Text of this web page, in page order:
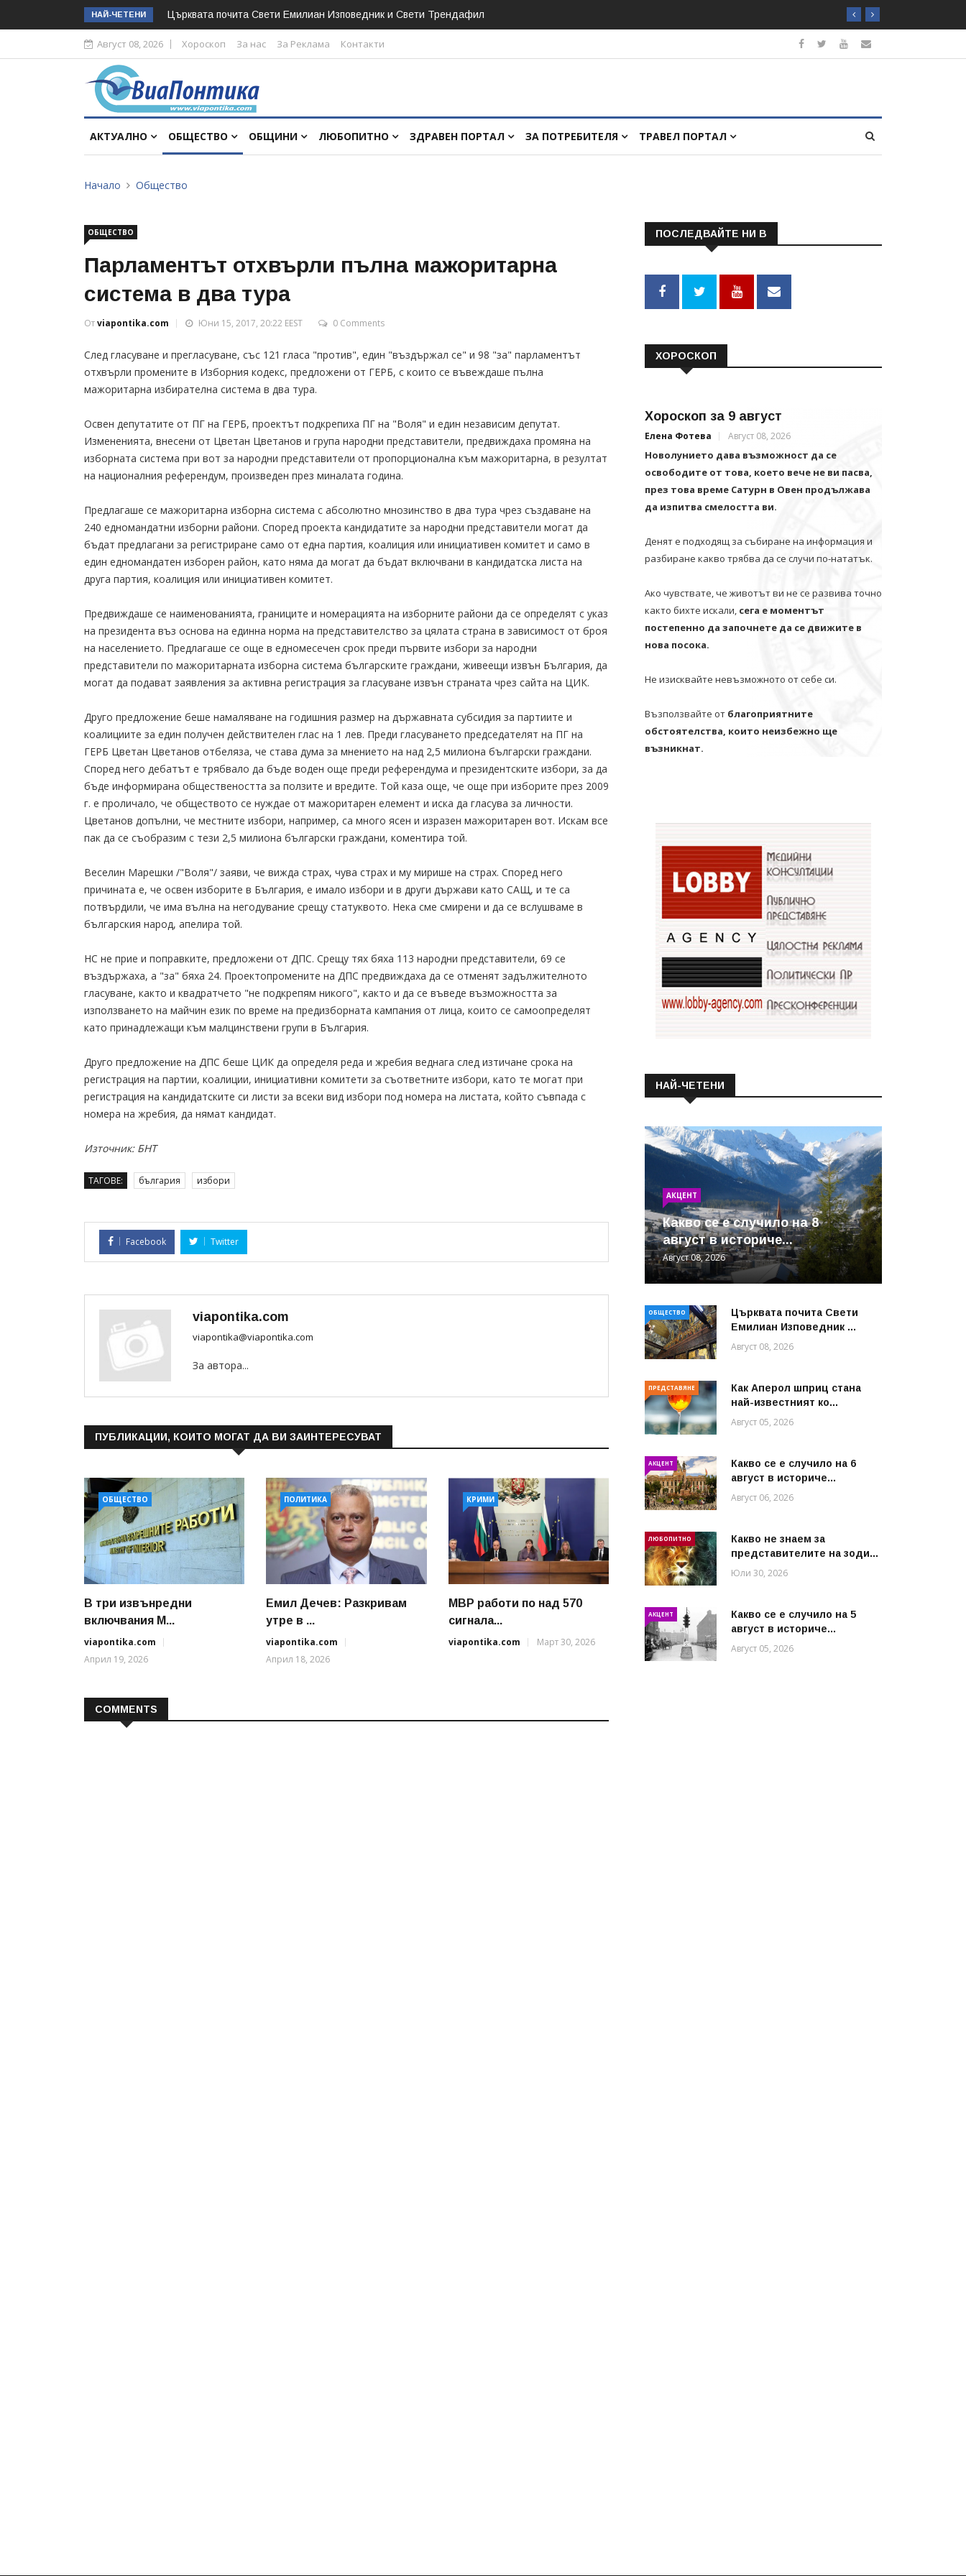
НАЙ-ЧЕТЕНИ Църквата почита Свeти Емилиан Изповедник и Свети Трендафил
Август 08, 2026 Хороскоп За нас За Реклама Контакти
АКТУАЛНО ОБЩЕСТВО ОБЩИНИ ЛЮБОПИТНО ЗДРАВЕН ПОРТАЛ ЗА ПОТРЕБИТЕЛЯ ТРАВЕЛ ПОРТАЛ
Начало Общество
ОБЩЕСТВО
Парламентът отхвърли пълна мажоритарна
система в два тура
Отviapontika.com Юни 15, 2017, 20:22 EEST 0 Comments
След гласуване и прегласуване, със 121 гласа "против", един "въздържал се" и 98 "за" парламентът
отхвърли промените в Изборния кодекс, предложени от ГЕРБ, с които се въвеждаше пълна
мажоритарна избирателна система в два тура.
Освен депутатите от ПГ на ГЕРБ, проектът подкрепиха ПГ на "Воля" и един независим депутат.
Измененията, внесени от Цветан Цветанов и група народни представители, предвиждаха промяна на
изборната система при вот за народни представители от пропорционална към мажоритарна, в резултат
на националния референдум, произведен през миналата година.
Предлагаше се мажоритарна изборна система с абсолютно мнозинство в два тура чрез създаване на
240 едномандатни изборни райони. Според проекта кандидатите за народни представители могат да
бъдат предлагани за регистриране само от една партия, коалиция или инициативен комитет и само в
един едномандатен изборен район, като няма да могат да бъдат включвани в кандидатска листа на
друга партия, коалиция или инициативен комитет.
Предвиждаше се наименованията, границите и номерацията на изборните райони да се определят с указ
на президента въз основа на единна норма на представителство за цялата страна в зависимост от броя
на населението. Предлагаше се още в едномесечен срок преди първите избори за народни
представители по мажоритарната изборна система българските граждани, живеещи извън България, да
могат да подават заявления за активна регистрация за гласуване извън страната чрез сайта на ЦИК.
Друго предложение беше намаляване на годишния размер на държавната субсидия за партиите и
коалициите за един получен действителен глас на 1 лев. Преди гласуването председателят на ПГ на
ГЕРБ Цветан Цветанов отбеляза, че става дума за мнението на над 2,5 милиона български граждани.
Според него дебатът е трябвало да бъде воден още преди референдума и президентските избори, за да
бъде информирана обществеността за ползите и вредите. Той каза още, че още при изборите през 2009
г. е проличало, че обществото се нуждае от мажоритарен елемент и иска да гласува за личности.
Цветанов допълни, че местните избори, например, са много ясен и изразен мажоритарен вот. Искам все
пак да се съобразим с тези 2,5 милиона български граждани, коментира той.
Веселин Марешки /"Воля"/ заяви, че вижда страх, чува страх и му мирише на страх. Според него
причината е, че освен изборите в България, е имало избори и в други държави като САЩ, и те са
потвърдили, че има вълна на негодувание срещу статуквото. Нека сме смирени и да се вслушваме в
българския народ, апелира той.
НС не прие и поправките, предложени от ДПС. Срещу тях бяха 113 народни представители, 69 се
въздържаха, а "за" бяха 24. Проектопромените на ДПС предвиждаха да се отменят задължителното
гласуване, както и квадратчето "не подкрепям никого", както и да се въведе възможността за
използването на майчин език по време на предизборната кампания от лица, които се самоопределят
като принадлежащи към малцинствени групи в България.
Друго предложение на ДПС беше ЦИК да определя реда и жребия веднага след изтичане срока на
регистрация на партии, коалиции, инициативни комитети за съответните избори, като те могат при
регистрация на кандидатските си листи за всеки вид избори под номера на листата, който съвпада с
номера на жребия, да нямат кандидат.
Източник: БНТ
ТАГОВЕ: българия избори
Facebook Twitter
viapontika.com
viapontika@viapontika.com
За автора...
ПУБЛИКАЦИИ, КОИТО МОГАТ ДА ВИ ЗАИНТЕРЕСУВАТ
ОБЩЕСТВО
В три извънредни
включвания М...
viapontika.com
Април 19, 2026
ПОЛИТИКА
Емил Дечев: Разкривам
утре в ...
viapontika.com
Април 18, 2026
КРИМИ
МВР работи по над 570
сигнала...
viapontika.com
Март 30, 2026
COMMENTS
ПОСЛЕДВАЙТЕ НИ В
ХОРОСКОП
Хороскоп за 9 август
Елена Фотева Август 08, 2026
Новолунието дава възможност да се
освободите от това, което вече не ви пасва,
през това време Сатурн в Овен продължава
да изпитва смелостта ви.
Денят е подходящ за събиране на информация и
разбиране какво трябва да се случи по-нататък.
Ако чувствате, че животът ви не се развива точно
както бихте искали, сега е моментът
постепенно да започнете да се движите в
нова посока.
Не изисквайте невъзможното от себе си.
Възползвайте от благоприятните
обстоятелства, които неизбежно ще
възникнат.
НАЙ-ЧЕТЕНИ
АКЦЕНТ
Какво се е случило на 8
август в историче...
Август 08, 2026
ОБЩЕСТВО
Църквата почита Свeти
Емилиан Изповедник ...
Август 08, 2026
ПРЕДСТАВЯНЕ
Как Аперол шприц стана
най-известният ко...
Август 05, 2026
АКЦЕНТ
Какво се е случило на 6
август в историче...
Август 06, 2026
ЛЮБОПИТНО
Какво не знаем за
представителите на зоди...
Юли 30, 2026
АКЦЕНТ
Какво се е случило на 5
август в историче...
Август 05, 2026